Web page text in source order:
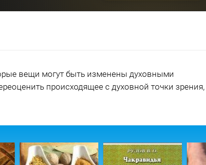
вещи могут быть изменены духовными
происходящее с духовной точки зрения,